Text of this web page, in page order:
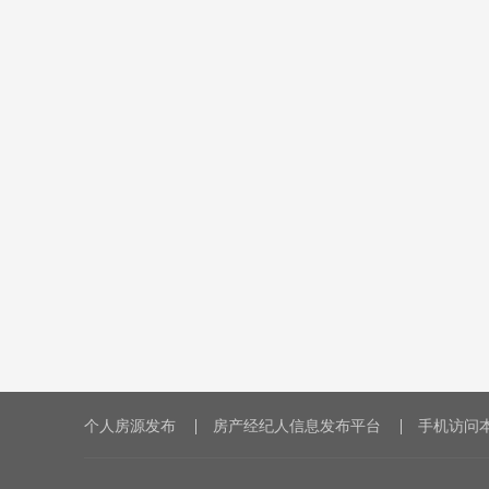
个人房源发布 房产经纪人信息发布平台 手机访问